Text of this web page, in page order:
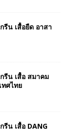
รีน เสื้อยืด อาสา
รีน เสื้อ สมาคม
ศไทย
รีน เสื้อ DANG